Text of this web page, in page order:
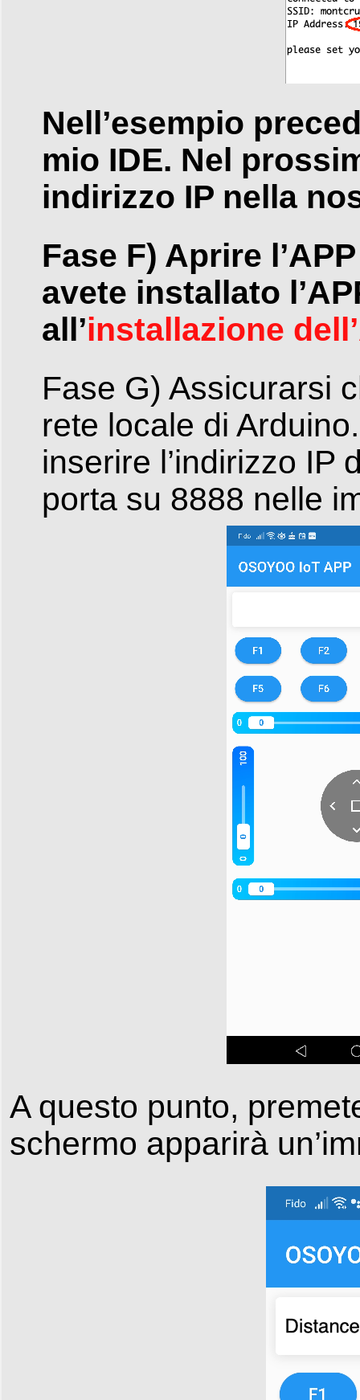
Nell’esempio
mio IDE. Nel
indirizzo IP nella
Fase F) Aprire
avete installato
all’installazione
Fase G) Assicurarsi
rete locale di
inserire l’indirizzo IP
porta su 8888 nelle
A questo punto,
schermo apparirà